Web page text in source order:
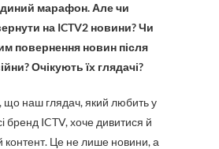
марафон. Але чи
на ICTV2 новини? Чи
повернення новин після
Очікують їх глядачі?
що наш глядач, який любить у
бренд ICTV, хоче дивитися й
контент. Це не лише новини, а